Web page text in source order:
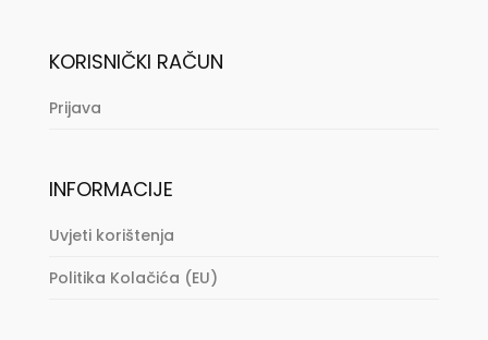
KORISNIČKI RAČUN
Prijava
INFORMACIJE
Uvjeti korištenja
Politika Kolačića (EU)